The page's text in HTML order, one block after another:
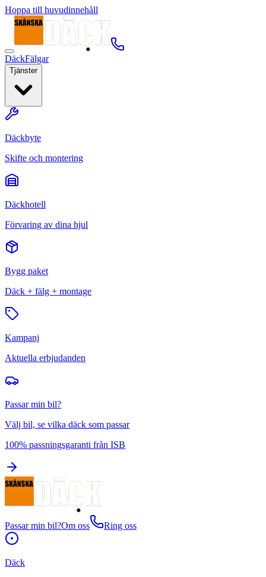
Hoppa till huvudinnehåll
DäckFälgar
Tjänster
Däckbyte
Skifte och montering
Däckhotell
Förvaring av dina hjul
Bygg paket
Däck + fälg + montage
Kampanj
Aktuella erbjudanden
Passar min bil?
Välj bil, se vilka däck som passar
100% passningsgaranti från ISB
Passar min bil?Om oss Ring oss
Däck